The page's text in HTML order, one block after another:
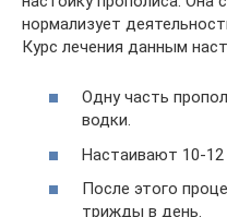
нормализует
Курс лечения данным
Одну часть
водки.
Настаивают 10-12
После этого
трижды в день.